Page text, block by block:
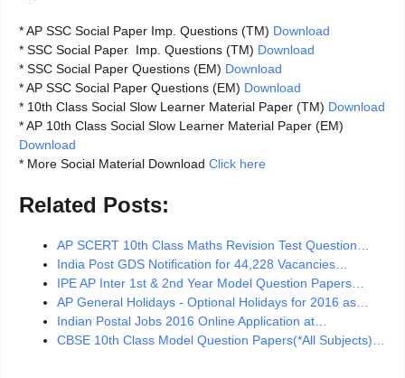
* AP SSC Social Paper Imp. Questions (TM) Download
* SSC Social Paper Imp. Questions (TM) Download
* SSC Social Paper Questions (EM) Download
* AP SSC Social Paper Questions (EM) Download
* 10th Class Social Slow Learner Material Paper (TM) Download
* AP 10th Class Social Slow Learner Material Paper (EM)
Download
* More Social Material Download Click here
Related Posts:
AP SCERT 10th Class Maths Revision Test Question…
India Post GDS Notification for 44,228 Vacancies…
IPE AP Inter 1st & 2nd Year Model Question Papers…
AP General Holidays - Optional Holidays for 2016 as…
Indian Postal Jobs 2016 Online Application at…
CBSE 10th Class Model Question Papers(*All Subjects)…